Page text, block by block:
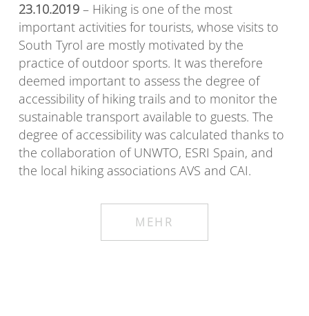
23.10.2019 – Hiking is one of the most
important activities for tourists, whose visits to
South Tyrol are mostly motivated by the
practice of outdoor sports. It was therefore
deemed important to assess the degree of
accessibility of hiking trails and to monitor the
sustainable transport available to guests. The
degree of accessibility was calculated thanks to
the collaboration of UNWTO, ESRI Spain, and
the local hiking associations AVS and CAI.
MEHR